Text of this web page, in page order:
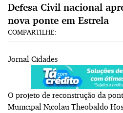
Defesa Civil nacional
nova ponte em Estrela
COMPARTILHE:
Jornal Cidades
O projeto de reconstrução da
Municipal Nicolau Theobaldo